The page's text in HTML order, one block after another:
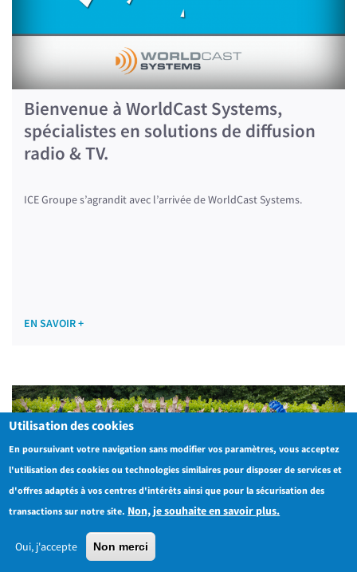
Bienvenue à WorldCast Systems,
spécialistes en solutions de diffusion
radio & TV.
ICE Groupe s’agrandit avec l’arrivée de WorldCast Systems.
EN SAVOIR +
Utilisation des cookies
En poursuivant votre navigation sans modifier vos paramètres, vous acceptez
l'utilisation des cookies ou technologies similaires pour disposer de services et
d'offres adaptés à vos centres d'intérêts ainsi que pour la sécurisation des
transactions sur notre site. Non, je souhaite en savoir plus.
Oui, j'accepte Non merci